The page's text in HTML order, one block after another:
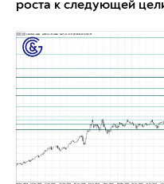
роста к следующей